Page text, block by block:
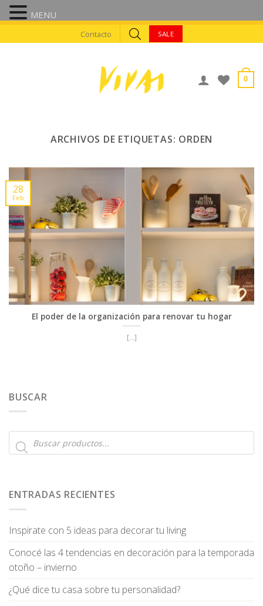
to
Contacto SALE
0
ARCHIVOS DE ETIQUETAS: ORDEN
El poder de la organización para renovar tu hogar
[...]
28
Feb
BUSCAR
Búsqueda
de
ENTRADAS RECIENTES
Inspirate con 5 ideas para decorar tu living
Conocé las 4 tendencias en decoración para la temporada
otoño – invierno
¿Qué dice tu casa sobre tu personalidad?
MENU